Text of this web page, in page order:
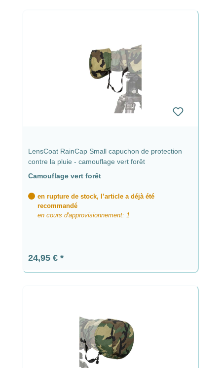
LensCoat RainCap Small capuchon de protection
contre la pluie - camouflage vert forêt
Camouflage vert forêt
en rupture de stock, l’article a déjà été
recommandé
en cours d'approvisionnement: 1
Prix régulier :
24,95 €